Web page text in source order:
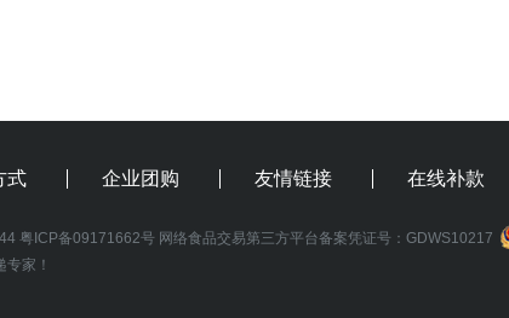
式 企业团购 友情链接 在线补款
粤ICP备09171662号 网络食品交易第三方平台备案凭证号：GDWS10217
家！